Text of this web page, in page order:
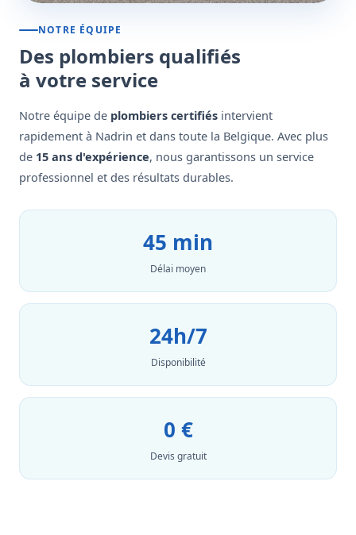
NOTRE ÉQUIPE
Des plombiers qualifiés
à votre service
Notre équipe de plombiers certifiés intervient
rapidement à Nadrin et dans toute la Belgique. Avec plus
de 15 ans d'expérience, nous garantissons un service
professionnel et des résultats durables.
45 min
Délai moyen
24h/7
Disponibilité
0 €
Devis gratuit